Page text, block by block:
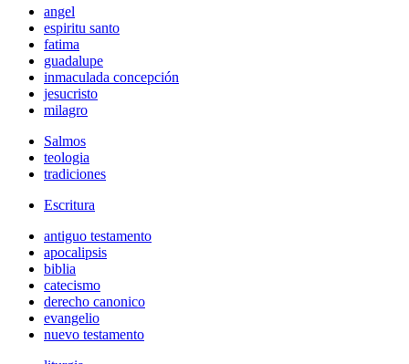
angel
espiritu santo
fatima
guadalupe
inmaculada concepción
jesucristo
milagro
Salmos
teologia
tradiciones
Escritura
antiguo testamento
apocalipsis
biblia
catecismo
derecho canonico
evangelio
nuevo testamento